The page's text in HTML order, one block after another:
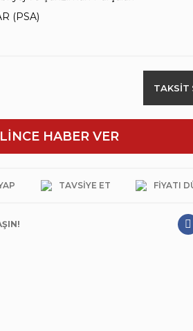
(PSA)
TAKSİT
HABER VER
TAVSIYE ET FIYATI